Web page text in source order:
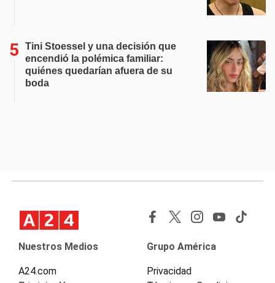
Tini Stoessel y una decisión que
encendió la polémica familiar:
quiénes quedarían afuera de su
boda
Nuestros Medios
A24.com
Grupo América
Privacidad